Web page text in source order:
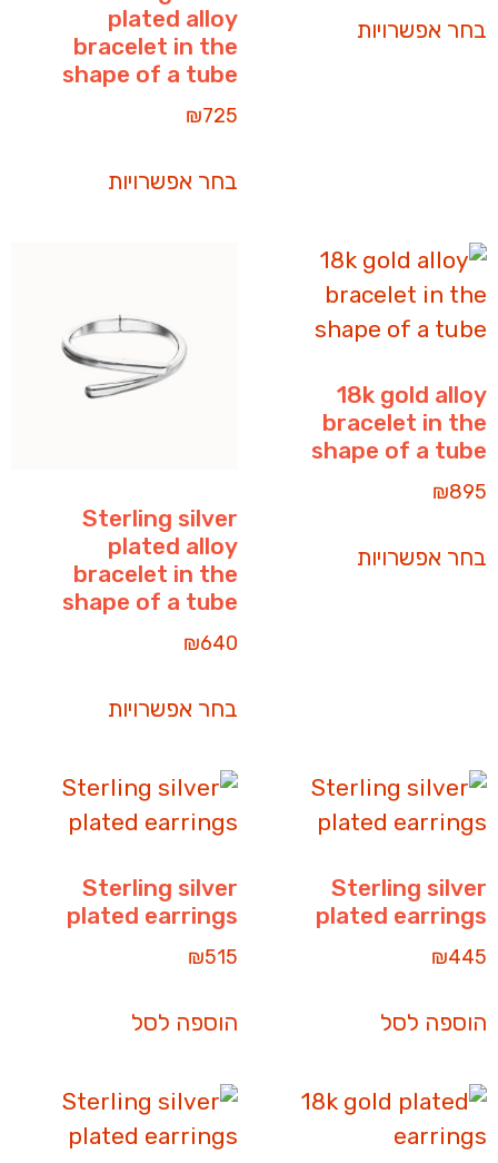
בחר אפשרויות
plated alloy
bracelet in the
shape of a tube
₪725
בחר אפשרויות
18k gold alloy
bracelet in the
shape of a tube
₪895
בחר אפשרויות
Sterling silver
plated alloy
bracelet in the
shape of a tube
₪640
בחר אפשרויות
Sterling silver
plated earrings
₪445
הוספה לסל
Sterling silver
plated earrings
₪515
הוספה לסל